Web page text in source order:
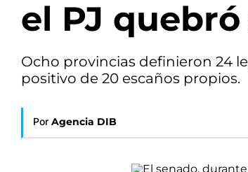
el PJ
Ocho provincias definieron 24
positivo de 20 escaños propios.
Por Agencia DIB